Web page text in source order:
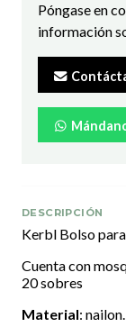
Póngase en
información
DESCRIPCIÓN
Kerbl Bolso
Cuenta con
20 sobres
Material: nailon.